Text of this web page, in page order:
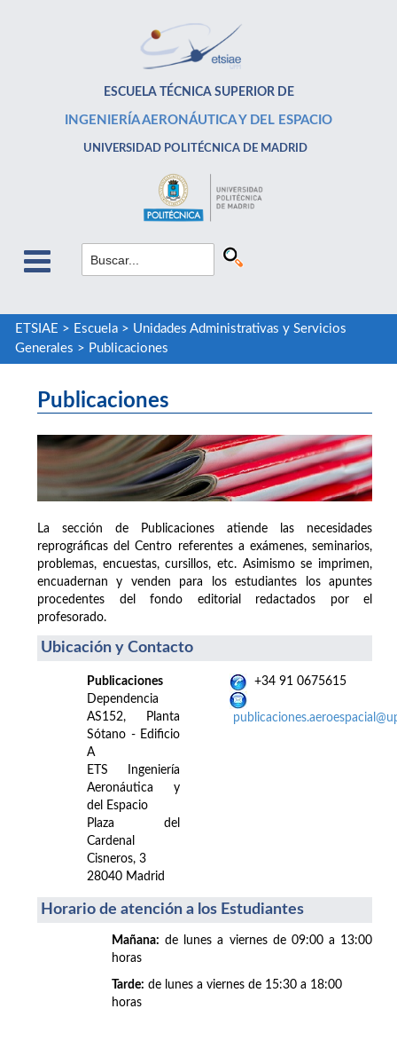
ESCUELA TÉCNICA SUPERIOR DE
INGENIERÍA AERONÁUTICA Y DEL ESPACIO
UNIVERSIDAD POLITÉCNICA DE MADRID
ETSIAE > Escuela> Unidades Administrativas y Servicios
Generales > Publicaciones
Publicaciones
La sección de Publicaciones atiende las necesidades
reprográficas del Centro referentes a exámenes, seminarios,
problemas, encuestas, cursillos, etc. Asimismo se imprimen,
encuadernan y venden para los estudiantes los apuntes
procedentes del fondo editorial redactados por el
profesorado.
Ubicación y Contacto
Publicaciones
Dependencia
AS152, Planta
Sótano - Edificio
A
ETS Ingeniería
Aeronáutica y
del Espacio
Plaza del
Cardenal
Cisneros, 3
28040 Madrid
+34 91 0675615
Horario de atención a los Estudiantes
Mañana: de lunes a viernes de 09:00 a 13:00
horas
Tarde: de lunes a viernes de 15:30 a 18:00
horas